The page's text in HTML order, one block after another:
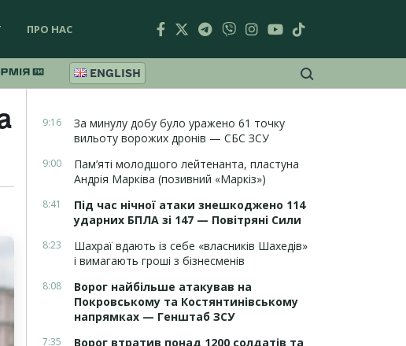
ПРО НАС
ENGLISH
9:16
За минулу добу було уражено 61 точку
вильоту ворожих дронів — СБС ЗСУ
9:00
Пам’яті молодшого лейтенанта, пластуна
Андрія Марківа (позивний «Маркіз»)
8:41
Під час нічної атаки знешкоджено 114
ударних БПЛА зі 147 — Повітряні Сили
8:23
Шахраї вдають із себе «власників Шахедів»
і вимагають гроші з бізнесменів
8:08
Ворог найбільше атакував на
Покровському та Костянтинівському
напрямках — Генштаб ЗСУ
7:35
Ворог втратив понад 1200 солдатів та